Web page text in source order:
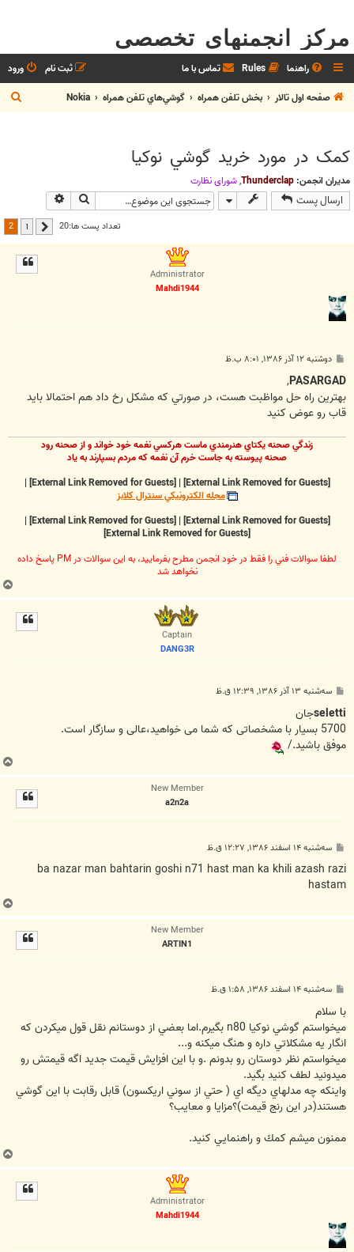
مرکز انجمنهای تخصصی
راهنما Rules تماس با ما ورود
ثبت نام
صفحه اول تالار
بخش تلفن همراه گوشي‌هاي تلفن همراه Nokia
س
کمک در مورد خريد گوشي نوکيا
مدیران انجمن: Thunderclap
,شوراي نظارت
ارسال پست جستجو
تعداد پست ها:20 قبلی 1
2
Administrator
Mahdi1944
ت
دوشنبه ۱۲ آذر ۱۳۸۶, ۸:۰۱ ب.ظ
PASARGAD
,
بهترين راه حل مواظبت هست، در صورتي که مشکل رخ داد هم احتمالا بايد
قاب رو عوض کنيد
زندگي صحنه يکتاي هنرمندي ماست هرکسي نغمه خود خواند و از صحنه رود
صحنه پيوسته به جاست خرم آن نغمه که مردم بسپارند به ياد
[External Link Removed for Guests]
|
[External Link Removed for Guests]
|
مجله الکترونيکي سنترال کلابز
[External Link Removed for Guests]
|
[External Link Removed for Guests]
|
[External Link Removed for Guests]
لطفا سوالات فني را فقط در خود انجمن مطرح بفرماييد، به اين سوالات در PM پاسخ داده
نخواهد شد
Captain
DANG3R
ت
سه‌شنبه ۱۳ آذر ۱۳۸۶, ۱۲:۳۹ ق.ظ
selettiجان
5700 بسیار با مشخصاتی که شما می خواهید،عالی و سازگار است.
موفق باشید./
New Member
a2n2a
ت
سه‌شنبه ۱۴ اسفند ۱۳۸۶, ۱۲:۲۷ ق.ظ
ba nazar man bahtarin goshi n71 hast man ka khili azash razi
hastam
New Member
ARTIN1
ت
سه‌شنبه ۱۴ اسفند ۱۳۸۶, ۱:۵۸ ق.ظ
با سلام
ميخواستم گوشي نوكيا n80 بگيرم.اما بعضي از دوستانم نقل قول ميكردن كه
انگار يه مشكلاتي داره و هنگ ميكنه و...
ميخواستم نظر دوستان رو بدونم .و با اين افزايش قيمت جديد اگه قيمتش رو
ميدونيد لطف كنيد بگيد.
واينكه چه مدلهاي ديگه اي ( حتي از سوني اريكسون) قابل رقابت با اين گوشي
هستند(در اين رنج قيمت)؟مزايا و معايب؟
ممنون ميشم كمك و راهنمايي كنيد.
Administrator
Mahdi1944